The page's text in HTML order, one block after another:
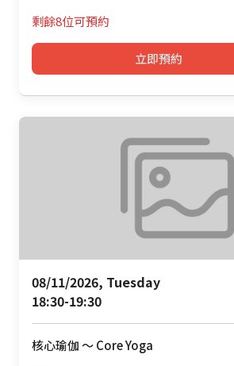
剩餘8位可預約
立即預約
08/11/2026, Tuesday
18:30-19:30
核心瑜伽 ～ Core Yoga